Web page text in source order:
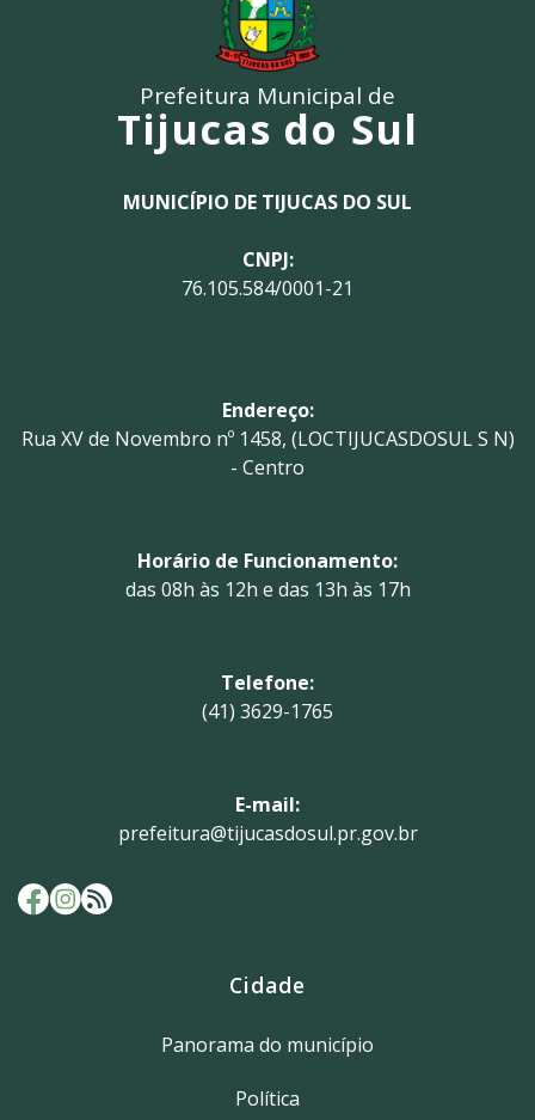
Prefeitura Municipal de
Tijucas do Sul
MUNICÍPIO DE TIJUCAS DO SUL
CNPJ:
76.105.584/0001-21
Endereço:
Rua XV de Novembro nº 1458, (LOCTIJUCASDOSUL S N)
- Centro
Horário de Funcionamento:
das 08h às 12h e das 13h às 17h
Telefone:
(41) 3629-1765
E-mail:
prefeitura@tijucasdosul.pr.gov.br
Cidade
Panorama do município
Política